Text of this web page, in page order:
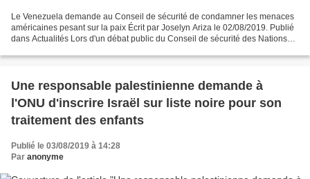
Le Venezuela demande au Conseil de sécurité de condamner les menaces
américaines pesant sur la paix Écrit par Joselyn Ariza le 02/08/2019. Publié
dans Actualités Lors d'un débat public du Conseil de sécurité des Nations
Une responsable palestinienne demande à
l'ONU d'inscrire Israël sur liste noire pour son
traitement des enfants
Publié le 03/08/2019 à 14:28
Par anonyme